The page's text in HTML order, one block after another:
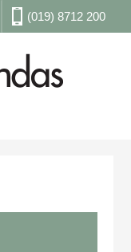
(019) 8712 200